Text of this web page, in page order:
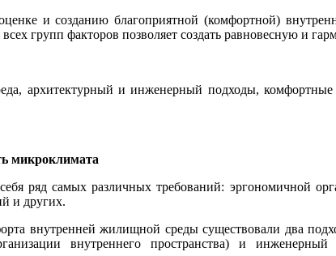
и созданию благоприятной (комфортной)
групп факторов позволяет создать равновесную и
архитектурный и инженерный подходы,
микроклимата
ряд самых различных требований: эргономичной
и других.
внутренней жилищной среды существовали два
внутреннего пространства) и